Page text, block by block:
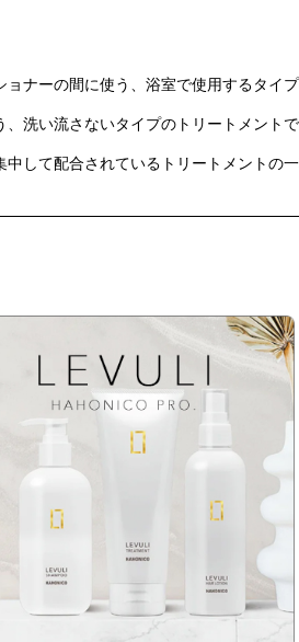
ョナーの間に使う、浴室で使用するタイ
、洗い流さないタイプのトリートメント
して配合されているトリートメントの一